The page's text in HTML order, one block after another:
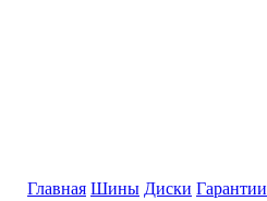
Главная Шины Диски Гарантии